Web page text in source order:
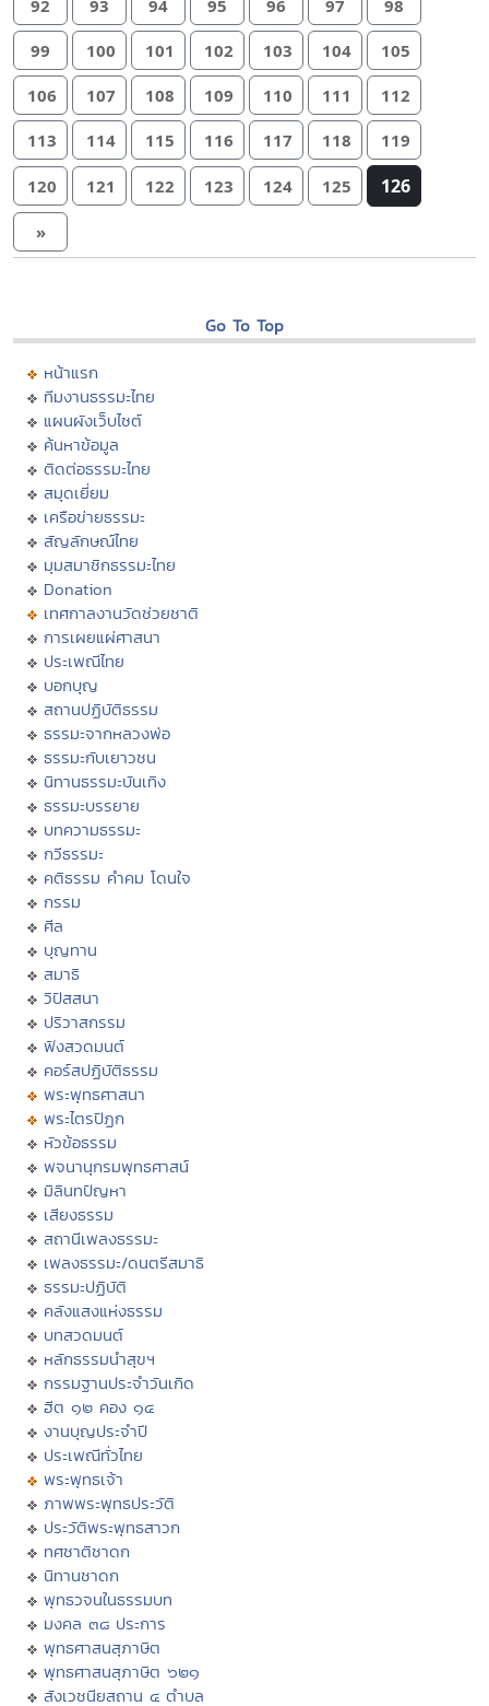
92 93 94 95 96 97 98
99 100 101 102 103 104 105
106 107 108 109 110 111 112
113 114 115 116 117 118 119
120 121 122 123 124 125 126
»
Go To Top
หน้าแรก
ทีมงานธรรมะไทย
แผนผังเว็บไซต์
ค้นหาข้อมูล
ติดต่อธรรมะไทย
สมุดเยี่ยม
เครือข่ายธรรมะ
สัญลักษณ์ไทย
มุมสมาชิกธรรมะไทย
Donation
เทศกาลงานวัดช่วยชาติ
การเผยแผ่ศาสนา
ประเพณีไทย
บอกบุญ
สถานปฏิบัติธรรม
ธรรมะจากหลวงพ่อ
ธรรมะกับเยาวชน
นิทานธรรมะบันเทิง
ธรรมะบรรยาย
บทความธรรมะ
กวีธรรมะ
คติธรรม คำคม โดนใจ
กรรม
ศีล
บุญทาน
สมาธิ
วิปัสสนา
ปริวาสกรรม
ฟังสวดมนต์
คอร์สปฏิบัติธรรม
พระพุทธศาสนา
พระไตรปิฏก
หัวข้อธรรม
พจนานุกรมพุทธศาสน์
มิลินทปัญหา
เสียงธรรม
สถานีเพลงธรรมะ
เพลงธรรมะ/ดนตรีสมาธิ
ธรรมะปฏิบัติ
คลังแสงแห่งธรรม
บทสวดมนต์
หลักธรรมนำสุขฯ
กรรมฐานประจำวันเกิด
ฮีต ๑๒ คอง ๑๔
งานบุญประจำปี
ประเพณีทั่วไทย
พระพุทธเจ้า
ภาพพระพุทธประวัติ
ประวัติพระพุทธสาวก
ทศชาติชาดก
นิทานชาดก
พุทธวจนในธรรมบท
มงคล ๓๘ ประการ
พุทธศาสนสุภาษิต
พุทธศาสนสุภาษิต ๖๒๑
สังเวชนียสถาน ๔ ตำบล